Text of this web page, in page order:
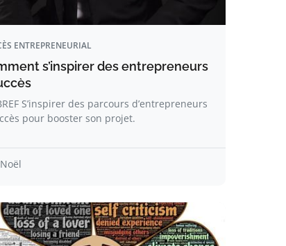
ENTREPRENEURIAL
s’inspirer des entrepreneurs
S’inspirer des parcours d’entrepreneurs
pour booster son projet.